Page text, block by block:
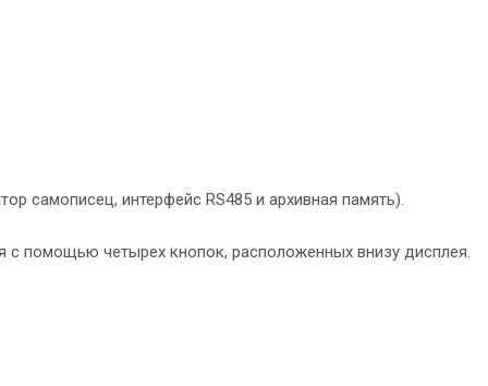
самописец, интерфейс RS485 и архивная память).
с помощью четырех кнопок, расположенных внизу дисплея.